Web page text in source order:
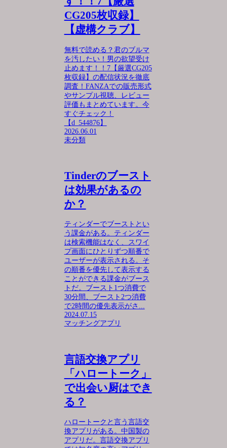
CG205枚収録】
【虚構クラブ】
無料で読める？君のブルマ
を汚したい！男の欲望受け
止めます！！7【厳選CG205
枚収録】の配信状況を徹底
調査！FANZAでの販売形式
やサンプル視聴、レビュー
評価もまとめています。今
すぐチェック！
【d_544876】
2026.06.01
未分類
Tinderのブースト
は効果があるの
か？
ティンダーでブーストとい
う課金がある。ティンダー
は検索機能はなく、スワイ
プ画面にひとりずつ順番で
ユーザーが表示される。そ
の順番を優先して表示する
ことができる課金がブース
トだ。ブースト1つ消費で
30分間、ブースト2つ消費
で2時間の優先表示がさ...
2024.07.15
マッチングアプリ
言語交換アプリ
「ハロートーク」
で出会い厨はでき
る？
ハロートークと言う言語交
換アプリがある。中国製の
アプリだ。言語交換アプリ